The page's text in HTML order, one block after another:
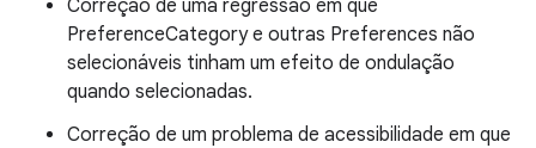
Correção de uma regressão em que
PreferenceCategory e outras Preferences não
selecionáveis tinham um efeito de ondulação
quando selecionadas.
Correção de um problema de acessibilidade em que